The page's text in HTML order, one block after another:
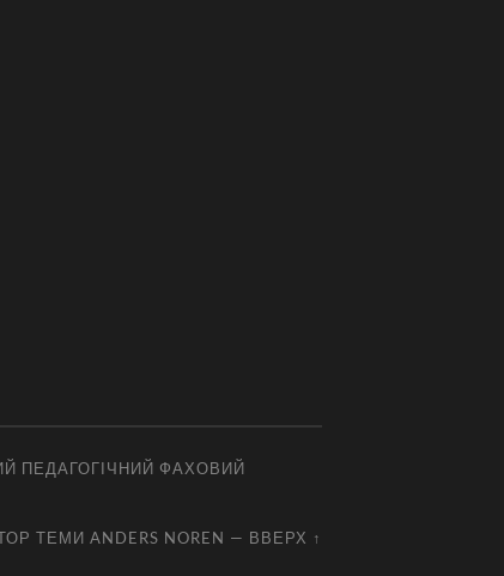
ПЕДАГОГІЧНИЙ ФАХОВИЙ
ТЕМИ ANDERS NOREN — ВВЕРХ ↑